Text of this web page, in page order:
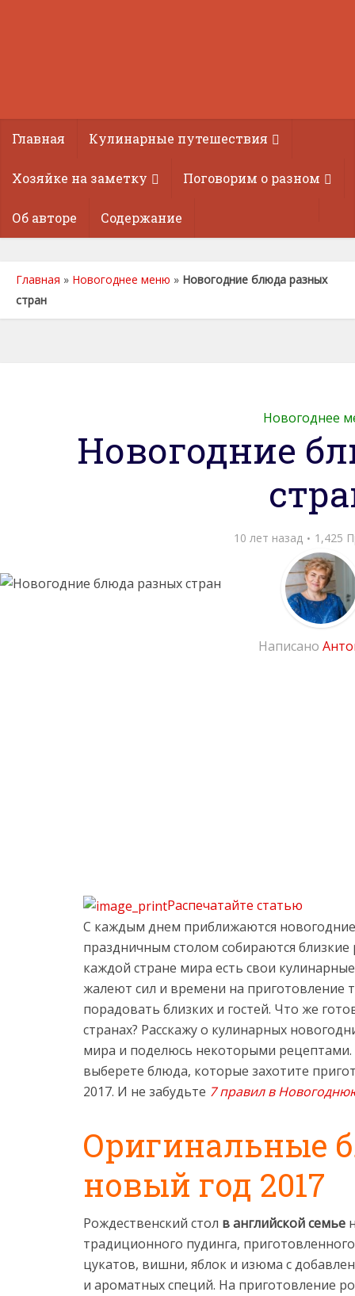
Главная Кулинарные путешествия
Хозяйке на заметку Поговорим о разном
Об авторе Содержание
Главная » Новогоднее меню » Новогодние блюда разных
стран
Новогоднее
Новогодние
10 лет назад 1,425
Написано
Распечатайте статью
С каждым днем приближаются
праздничным столом собираются близкие
каждой стране мира есть свои
жалеют сил и времени на приготовление
порадовать близких и гостей. Что же
странах? Расскажу о кулинарных
мира и поделюсь некоторыми
выберете блюда, которые захотите
2017. И не забудьте 7 правил в
Оригинальные
новый год 2017
Рождественский стол в английской семье
традиционного пудинга,
цукатов, вишни, яблок и изюма с
и ароматных специй. На приготовление